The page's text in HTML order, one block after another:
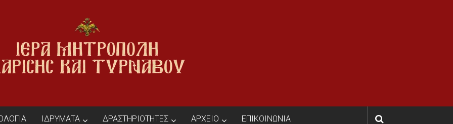
ΙΔΡΥΜΑΤΑ ΔΡΑΣΤΗΡΙΟΤΗΤΕΣ ΑΡΧΕΙΟ ΕΠΙΚΟΙΝΩΝΙΑ